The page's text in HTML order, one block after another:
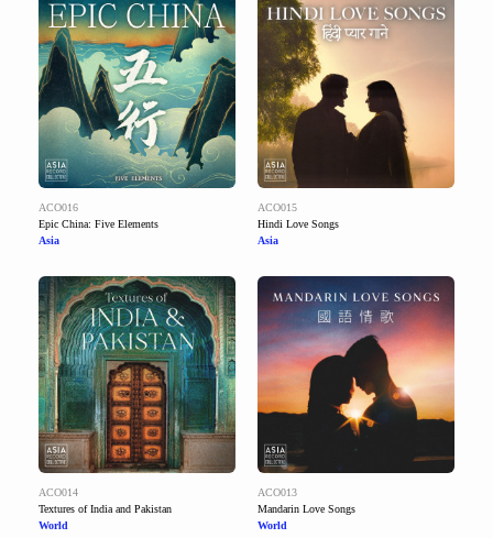
ACO016
Epic China: Five Elements
Asia
ACO015
Hindi Love Songs
Asia
ACO014
Textures of India and Pakistan
World
ACO013
Mandarin Love Songs
World